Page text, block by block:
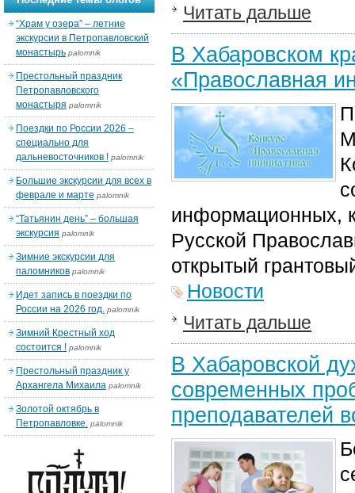
Читать дальше
В Хабаровском
«Православная
информационных,
Русской
открытый
Новости
Читать дальше
В Хабаровской
современных
преподавателей
“Храм у озера” – летние
экскурсии в Петропавловский
монастырь palomnik
Престольный праздник
Петропавловского
монастыря palomnik
Поездки по России 2026 –
специально для
дальневосточников ! palomnik
Большие экскурсии для всех в
феврале и марте palomnik
“Татьянин день” – большая
экскурсия palomnik
Зимние экскурсии для
паломников palomnik
Идет запись в поездки по
России на 2026 год. palomnik
Зимний Крестный ход
состоится ! palomnik
Престольный праздник у
Архангела Михаила palomnik
Золотой октябрь в
Петропавловке. palomnik